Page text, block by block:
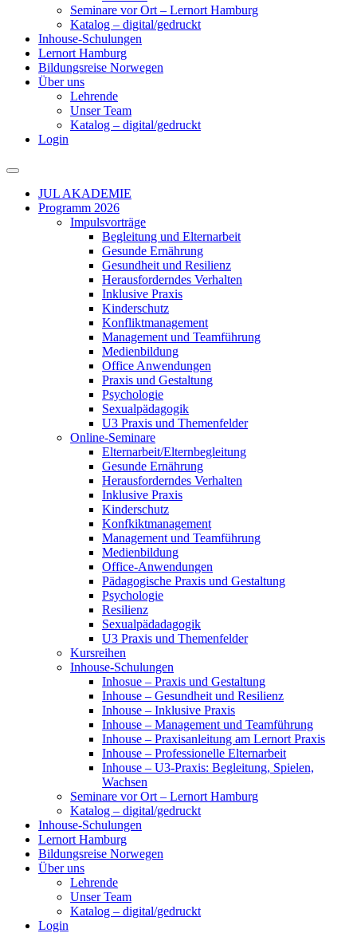
Seminare vor Ort – Lernort Hamburg
Katalog – digital/gedruckt
Inhouse-Schulungen
Lernort Hamburg
Bildungsreise Norwegen
Über uns
Lehrende
Unser Team
Katalog – digital/gedruckt
Login
JUL AKADEMIE
Programm 2026
Impulsvorträge
Begleitung und Elternarbeit
Gesunde Ernährung
Gesundheit und Resilienz
Herausforderndes Verhalten
Inklusive Praxis
Kinderschutz
Konfliktmanagement
Management und Teamführung
Medienbildung
Office Anwendungen
Praxis und Gestaltung
Psychologie
Sexualpädagogik
U3 Praxis und Themenfelder
Online-Seminare
Elternarbeit/Elternbegleitung
Gesunde Ernährung
Herausforderndes Verhalten
Inklusive Praxis
Kinderschutz
Konfkiktmanagement
Management und Teamführung
Medienbildung
Office-Anwendungen
Pädagogische Praxis und Gestaltung
Psychologie
Resilienz
Sexualpädadagogik
U3 Praxis und Themenfelder
Kursreihen
Inhouse-Schulungen
Inhosue – Praxis und Gestaltung
Inhouse – Gesundheit und Resilienz
Inhouse – Inklusive Praxis
Inhouse – Management und Teamführung
Inhouse – Praxisanleitung am Lernort Praxis
Inhouse – Professionelle Elternarbeit
Inhouse – U3-Praxis: Begleitung, Spielen,
Wachsen
Seminare vor Ort – Lernort Hamburg
Katalog – digital/gedruckt
Inhouse-Schulungen
Lernort Hamburg
Bildungsreise Norwegen
Über uns
Lehrende
Unser Team
Katalog – digital/gedruckt
Login